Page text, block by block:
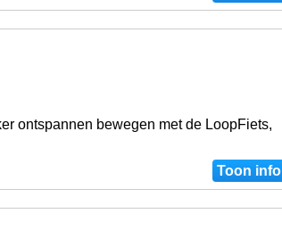
ontspannen bewegen met de LoopFiets,
Toon info